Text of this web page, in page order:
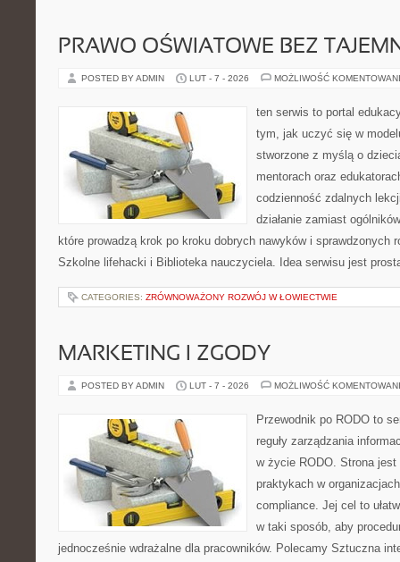
PRAWO OŚWIATOWE BEZ
POSTED BY ADMIN LUT - 7 - 2026 MOŻLIWOŚĆ
ten serwis to portal
tym, jak uczyć się w
stworzone z myślą o
mentorach oraz
codzienność zdalnych
działanie zamiast
które prowadzą krok po kroku dobrych nawyków i sprawdzonych
Szkolne lifehacki i Biblioteka nauczyciela. Idea serwisu jest
CATEGORIES: ZRÓWNOWAŻONY ROZWÓJ W ŁOWIECTWIE
MARKETING I ZGODY
POSTED BY ADMIN LUT - 7 - 2026 MOŻLIWOŚĆ
Przewodnik po RODO to
reguły zarządzania
w życie RODO. Strona
praktykach w
compliance. Jej cel to
w taki sposób, aby
jednocześnie wdrażalne dla pracowników. Polecamy Sztuczna